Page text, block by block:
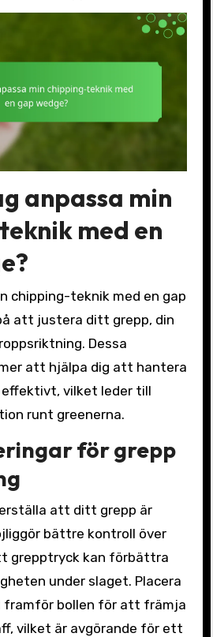
anpassa min
med en
chipping-teknik med en gap
att justera ditt grepp, din
Dessa
att hjälpa dig att hantera
vilket leder till
runt greenerna.
för grepp
att ditt grepp är
bättre kontroll över
grepptryck kan förbättra
under slaget. Placera
framför bollen för att främja
vilket är avgörande för ett